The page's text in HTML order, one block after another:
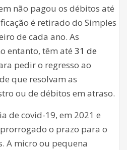
não pagou os débitos até
é retirado do Simples
de cada ano. As
entanto, têm até 31 de
pedir o regresso ao
que resolvam as
ou de débitos em atraso.
de covid-19, em 2021 e
o prazo para o
A micro ou pequena